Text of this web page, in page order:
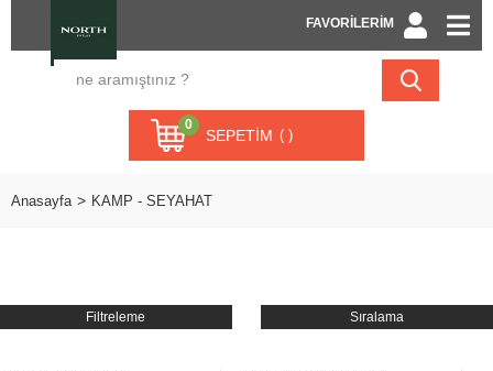
FAVORİLERİM
SEPETIM
0
Anasayfa KAMP - SEYAHAT
Filtreleme Sıralama